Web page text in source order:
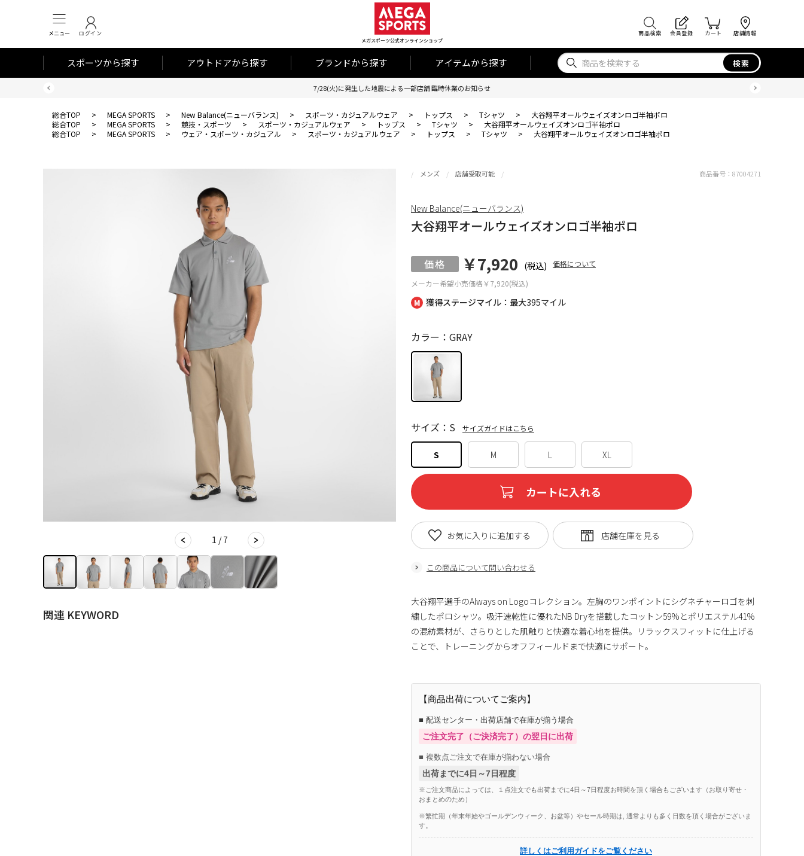
メニュー ログイン
メガスポーツ公式オンラインショップ
商品検索 会員登録 カート 店舗情報
スポーツから探す アウトドアから探す ブランドから探す アイテムから探す 検索
7/28(火)に発生した地震による一部店舗 臨時休業のお知らせ
総合TOP > MEGA SPORTS > New Balance(ニューバランス) > スポーツ・カジュアルウェア > トップス > Tシャツ >
大谷翔平オールウェイズオンロゴ半袖ポロ
総合TOP
> MEGA SPORTS > 競技・スポーツ > スポーツ・カジュアルウェア > トップス > Tシャツ >
大谷翔平オールウェイズオンロゴ半袖ポロ
総合TOP
> MEGA SPORTS > ウェア・スポーツ・カジュアル > スポーツ・カジュアルウェア > トップス > Tシャツ > 大谷翔平オールウェイズオンロゴ半袖ポロ
1 / 7
関連 KEYWORD
獲得ステージマイル：最大395マイル
メンズ 店舗受取可能
大谷翔平オールウェイズオンロゴ半袖ポロ
メーカー希望小売価格￥7,920(税込)
￥7,920 (税込) 価格について
カラー：GRAY
S M L XL
サイズ：S サイズガイドはこちら
カートに入れる
この商品について問い合わせる
お気に入りに追加する
商品番号： 87004271
New Balance(ニューバランス)
大谷翔平選手のAlways on Logoコレクション。左胸のワンポイントにシグネチャーロゴを刺
繍したポロシャツ。吸汗速乾性に優れたNB Dryを搭載したコットン59%とポリエステル41%
の混紡素材が、さらりとした肌触りと快適な着心地を提供。リラックスフィットに仕上げる
ことで、トレーニングからオフフィールドまで快適にサポート。
【商品出荷についてご案内】
■ 配送センター・出荷店舗で在庫が揃う場合
ご注文完了（ご決済完了）の翌日に出荷
■ 複数点ご注文で在庫が揃わない場合
出荷までに4日～7日程度
※ご注文商品によっては、１点注文でも出荷までに4日～7日程度お時間を頂く場合もございます（お取り寄せ・
おまとめのため）
※繁忙期（年末年始やゴールデンウィーク、お盆等）やセール時期は, 通常よりも多く日数を頂く場合がございま
す。
詳しくはご利用ガイドをご覧ください